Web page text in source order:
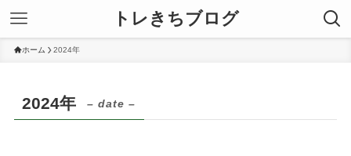
トレきちブログ
ホーム 2024年
2024年 – date –